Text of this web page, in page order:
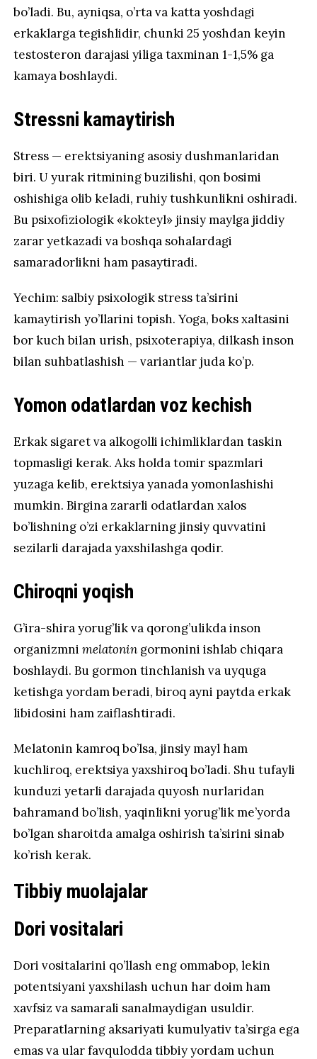
bo’ladi. Bu, ayniqsa, o’rta va katta yoshdagi
erkaklarga tegishlidir, chunki 25 yoshdan keyin
testosteron darajasi yiliga taxminan 1-1,5% ga
kamaya boshlaydi.
Stressni kamaytirish
Stress — erektsiyaning asosiy dushmanlaridan
biri. U yurak ritmining buzilishi, qon bosimi
oshishiga olib keladi, ruhiy tushkunlikni oshiradi.
Bu psixofiziologik «kokteyl» jinsiy maylga jiddiy
zarar yetkazadi va boshqa sohalardagi
samaradorlikni ham pasaytiradi.
Yechim: salbiy psixologik stress ta’sirini
kamaytirish yo’llarini topish. Yoga, boks xaltasini
bor kuch bilan urish, psixoterapiya, dilkash inson
bilan suhbatlashish — variantlar juda ko’p.
Yomon odatlardan voz kechish
Erkak sigaret va alkogolli ichimliklardan taskin
topmasligi kerak. Aks holda tomir spazmlari
yuzaga kelib, erektsiya yanada yomonlashishi
mumkin. Birgina zararli odatlardan xalos
bo’lishning o’zi erkaklarning jinsiy quvvatini
sezilarli darajada yaxshilashga qodir.
Chiroqni yoqish
G’ira-shira yorug’lik va qorong’ulikda inson
organizmnimelatonin gormonini ishlab chiqara
boshlaydi. Bu gormon tinchlanish va uyquga
ketishga yordam beradi, biroq ayni paytda erkak
libidosini ham zaiflashtiradi.
Melatonin kamroq bo’lsa, jinsiy mayl ham
kuchliroq, erektsiya yaxshiroq bo’ladi. Shu tufayli
kunduzi yetarli darajada quyosh nurlaridan
bahramand bo’lish, yaqinlikni yorug’lik me’yorda
bo’lgan sharoitda amalga oshirish ta’sirini sinab
ko’rish kerak.
Tibbiy muolajalar
Dori vositalari
Dori vositalarini qo’llash eng ommabop, lekin
potentsiyani yaxshilash uchun har doim ham
xavfsiz va samarali sanalmaydigan usuldir.
Preparatlarning aksariyati kumulyativ ta’sirga ega
emas va ular favqulodda tibbiy yordam uchun